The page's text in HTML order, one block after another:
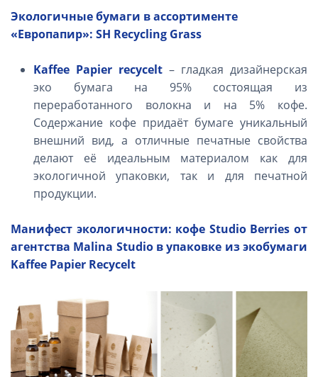
Экологичные бумаги в ассортименте
«Европапир»: SH Recycling Grass
Kaffee Papier recycelt – гладкая дизайнерская
эко бумага на 95% состоящая из
переработанного волокна и на 5% кофе.
Содержание кофе придаёт бумаге уникальный
внешний вид, а отличные печатные свойства
делают её идеальным материалом как для
экологичной упаковки, так и для печатной
продукции.
Манифест экологичности: кофе Studio Berries от
агентства Malina Studio в упаковке из экобумаги
Kaffee Papier Recycelt